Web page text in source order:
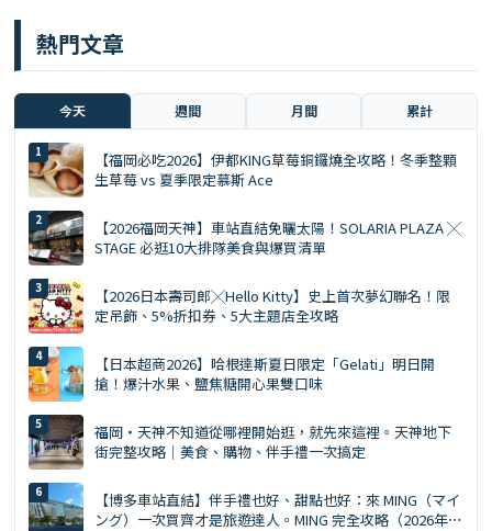
熱門文章
今天 週間 月間 累計
【福岡必吃2026】伊都KING草莓銅鑼燒全攻略！冬季整顆
生草莓 vs 夏季限定慕斯 Ace
【2026福岡天神】車站直結免曬太陽！SOLARIA PLAZA ╳
STAGE 必逛10大排隊美食與爆買清單
【2026日本壽司郎╳Hello Kitty】史上首次夢幻聯名！限
定吊飾、5%折扣券、5大主題店全攻略
【日本超商2026】哈根達斯夏日限定「Gelati」明日開
搶！爆汁水果、鹽焦糖開心果雙口味
福岡・天神不知道從哪裡開始逛，就先來這裡。天神地下
街完整攻略｜美食、購物、伴手禮一次搞定
【博多車站直結】伴手禮也好、甜點也好：來 MING（マイ
ング）一次買齊才是旅遊達人。MING 完全攻略（2026年